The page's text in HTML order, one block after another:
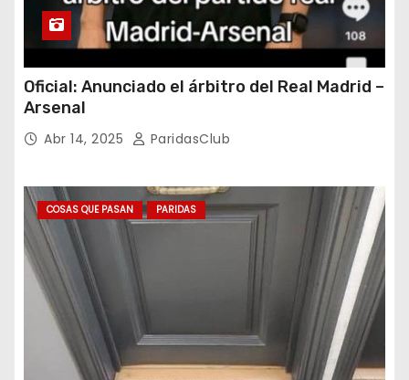
Oficial: Anunciado el árbitro del Real Madrid –
Arsenal
Abr 14, 2025 ParidasClub
COSAS QUE PASAN PARIDAS